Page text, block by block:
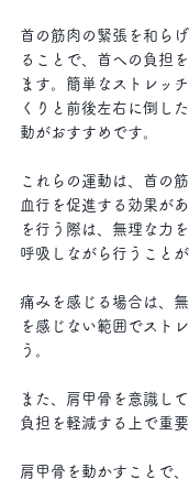
首の筋肉の緊張を和ら
ることで、首への負担
ます。簡単なストレッ
くりと前後左右に倒し
動がおすすめです。
これらの運動は、首の
血行を促進する効果が
を行う際は、無理な力
呼吸しながら行うことが
痛みを感じる場合は、
を感じない範囲でスト
う。
また、肩甲骨を意識し
負担を軽減する上で重要
肩甲骨を動かすことで